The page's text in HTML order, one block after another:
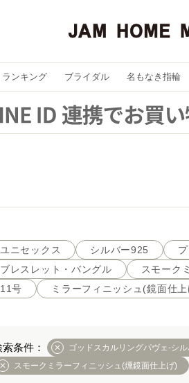
ランキング ブライダル 名もなき指輪
ユニセックス シルバー925
ブレスレット・バングル
スモーク
11号
ミラーフィニッシュ(鏡面仕
ゴッドスカルリングパヴェ-シ
スモークミラーフィニッシュ(燻鏡面仕上げ)